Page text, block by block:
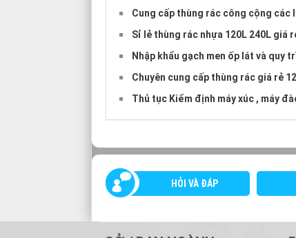
Cung cấp thùng rác công cộng các
Sỉ lẻ thùng rác nhựa 120L 240L giá
Nhập khẩu gạch men ốp lát và quy
Chuyên cung cấp thùng rác giá rẻ
Thủ tục Kiểm định máy xúc , máy
HỎI VÀ ĐÁP